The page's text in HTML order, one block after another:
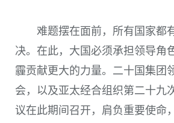
难题摆在面前，所有国家都
决。在此，大国必须承担领导角
霾贡献更大的力量。二十国集团
会，以及亚太经合组织第二十九
议在此期间召开，肩负重要使命